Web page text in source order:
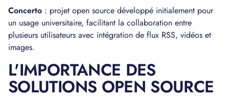
Concerto : projet open source développé initialement pour
un usage universitaire, facilitant la collaboration entre
plusieurs utilisateurs avec intégration de flux RSS, vidéos et
images.
L'IMPORTANCE DES
SOLUTIONS OPEN SOURCE